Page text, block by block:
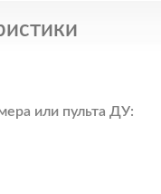
или пульта ДУ: